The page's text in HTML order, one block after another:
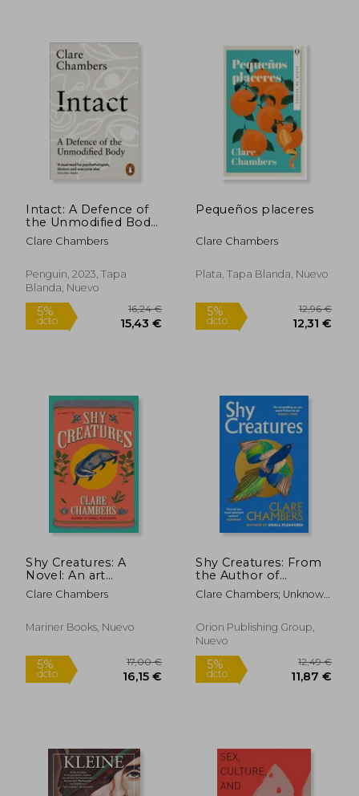
5%
dcto.
5%
dcto.
Intact: A Defence of
the Unmodified Body
(en Inglés)
Clare Chambers
Penguin, 2023, Tapa
Blanda, Nuevo
5%
Pequeños placeres
Clare Chambers
Plata, Tapa Blanda, Nuevo
5%
Shy Creatures: A
Novel: An art
Therapist's Life is
Turned Upside Down
Patient in This
1960S England. (en
Inglés)
Clare Chambers
Mariner Books, Nuevo
Shy Creatures: From
the Author of
Bestselling Sensation
Small Pleasures (en
Clare Chambers; Unknown
Orion Publishing Group,
Nuevo